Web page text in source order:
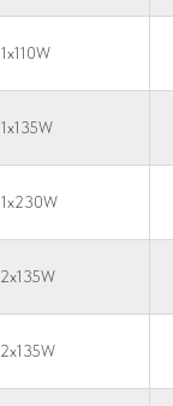
1x110W
1x135W
1x230W
2x135W
2x135W